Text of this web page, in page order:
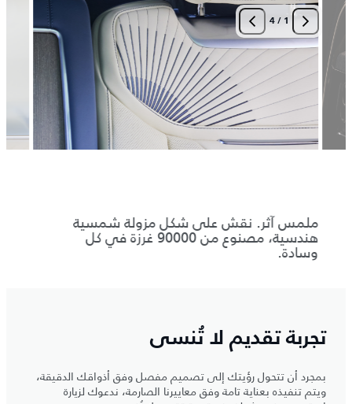
ملمس آثر. نقش على شكل مزولة شمسية
هندسية، مصنوع من 90000 غرزة في كل
وسادة.
1
/
4
تجربة تقديم لا تُنسى
بمجرد أن تتحول رؤيتك إلى تصميم مفصل وفق أذواقك الدقيقة،
ويتم تنفيذه بعناية تامة وفق معاييرنا الصارمة، ندعوك لزيارة